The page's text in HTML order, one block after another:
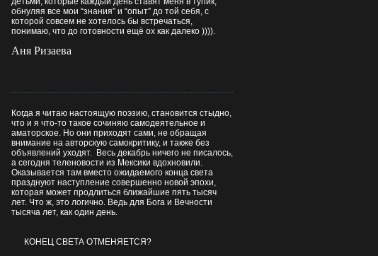
обнуляя все мои “знания” и “опыт” до той себя, с
которой совсем не хотелось бы встречаться,
понимаю, что до готовности ещё ох как далеко )))).
Аня Ризаева
Когда я читаю настоящую поэзию, становится стыдно,
что и я что-то такое сочиняю самодеятельное и
аматорское. Но они приходят сами, не обращая
внимание на авторскую самокритику, и также без
объявлений уходят. Весь декабрь ничего не писалось,
а сегодня теленовости из Мексики вдохновили.
Оказывается там вместо ожидаемого конца света
празднуют наступление совершенно новой эпохи,
которая может продлиться ближайшие пять тысяч
лет. Что ж, это логично. Ведь для Бога и Вечности
тысяча лет, как один день.
КОНЕЦ СВЕТА ОТМЕНЯЕТСЯ?